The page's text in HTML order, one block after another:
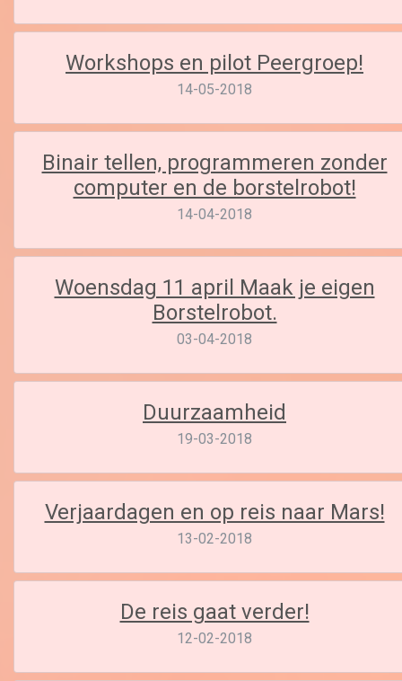
Workshops en pilot Peergroep!
14-05-2018
Binair tellen, programmeren zonder
computer en de borstelrobot!
14-04-2018
Woensdag 11 april Maak je eigen
Borstelrobot.
03-04-2018
Duurzaamheid
19-03-2018
Verjaardagen en op reis naar Mars!
13-02-2018
De reis gaat verder!
12-02-2018